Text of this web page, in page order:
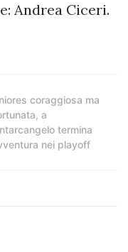
Andrea Ciceri.
coraggiosa ma
a
termina
nei playoff